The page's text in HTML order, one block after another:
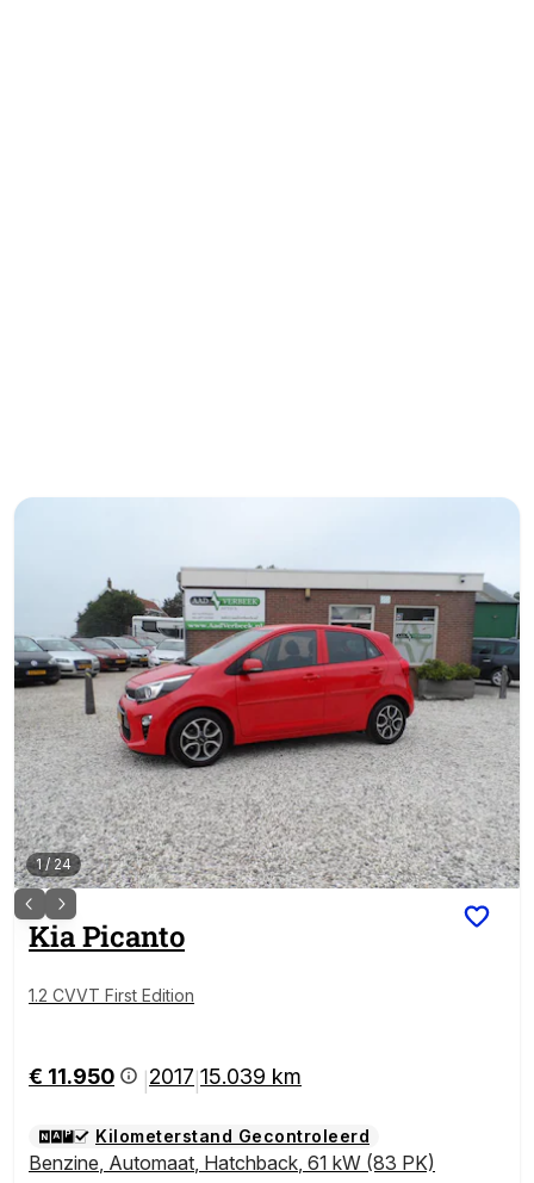
1/ 24
KiaPicanto
1.2 CVVT First Edition
€ 11.950 2017 15.039 km
Kilometerstand Gecontroleerd
Benzine, Automaat, Hatchback, 61 kW (83 PK)